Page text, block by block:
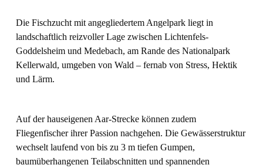
Die Fischzucht mit angegliedertem Angelpark liegt in
landschaftlich reizvoller Lage zwischen Lichtenfels-
Goddelsheim und Medebach, am Rande des Nationalpark
Kellerwald, umgeben von Wald – fernab von Stress, Hektik
und Lärm.
Auf der hauseigenen Aar-Strecke können zudem
Fliegenfischer ihrer Passion nachgehen. Die Gewässerstruktur
wechselt laufend von bis zu 3 m tiefen Gumpen,
baumüberhangenen Teilabschnitten und spannenden